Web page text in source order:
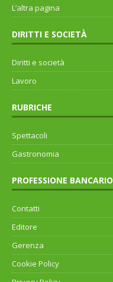
L’altra pagina
DIRITTI E SOCIETÀ
Diritti e società
Lavoro
RUBRICHE
Spettacoli
Gastronomia
PROFESSIONE BANCARIO
Contatti
Editore
Gerenza
Cookie Policy